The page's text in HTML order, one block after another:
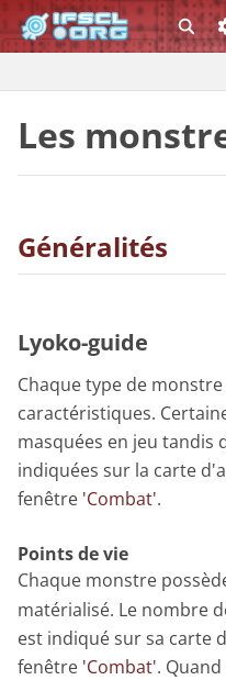
Les
Généralités
Lyoko-guide
Chaque type de
caractéristiques.
masquées en jeu
indiquées sur la carte
fenêtre 'Combat'.
Points de vie
Chaque monstre
matérialisé. Le nombre
est indiqué sur sa carte
fenêtre 'Combat'.